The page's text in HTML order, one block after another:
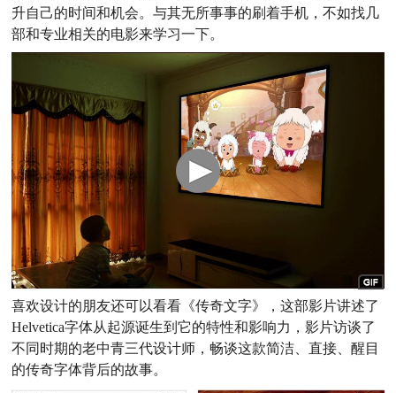
升自己的时间和机会。与其无所事事的刷着手机，不如找几
部和专业相关的电影来学习一下。
喜欢设计的朋友还可以看看《传奇文字》，这部影片讲述了
Helvetica字体从起源诞生到它的特性和影响力，影片访谈了
不同时期的老中青三代设计师，畅谈这款简洁、直接、醒目
的传奇字体背后的故事。